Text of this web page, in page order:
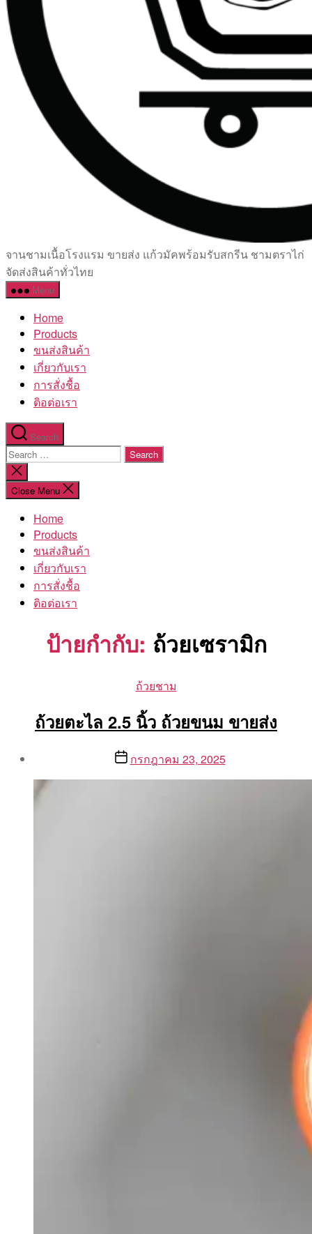
เซรามิค
ครบ
ครัน
โรงงาน
จานชามเนื้อโรงแรม ขายส่ง แก้วมัคพร้อมรับสกรีน ชามตราไก่
จัดส่งสินค้าทั่วไทย
Menu
Home
Products
ขนส่งสินค้า
เกี่ยวกับเรา
การสั่งชื้อ
ติอต่อเรา
Search
Search
for:
Close
search
Close Menu
Home
Products
ขนส่งสินค้า
เกี่ยวกับเรา
การสั่งชื้อ
ติอต่อเรา
ป้ายกำกับ: ถ้วยเซรามิก
Categories
ถ้วยชาม
ถ้วยตะไล 2.5 นิ้ว ถ้วยขนม ขายส่ง
By
Aea
Postกรกฎาคม 23, 2025